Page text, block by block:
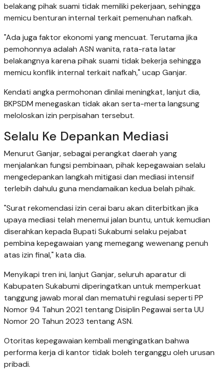
belakang pihak suami tidak memiliki pekerjaan, sehingga
memicu benturan internal terkait pemenuhan nafkah.
"Ada juga faktor ekonomi yang mencuat. Terutama jika
pemohonnya adalah ASN wanita, rata-rata latar
belakangnya karena pihak suami tidak bekerja sehingga
memicu konflik internal terkait nafkah," ucap Ganjar.
Kendati angka permohonan dinilai meningkat, lanjut dia,
BKPSDM menegaskan tidak akan serta-merta langsung
meloloskan izin perpisahan tersebut.
Selalu Ke Depankan Mediasi
Menurut Ganjar, sebagai perangkat daerah yang
menjalankan fungsi pembinaan, pihak kepegawaian selalu
mengedepankan langkah mitigasi dan mediasi intensif
terlebih dahulu guna mendamaikan kedua belah pihak.
"Surat rekomendasi izin cerai baru akan diterbitkan jika
upaya mediasi telah menemui jalan buntu, untuk kemudian
diserahkan kepada Bupati Sukabumi selaku pejabat
pembina kepegawaian yang memegang wewenang penuh
atas izin final," kata dia.
Menyikapi tren ini, lanjut Ganjar, seluruh aparatur di
Kabupaten Sukabumi diperingatkan untuk memperkuat
tanggung jawab moral dan mematuhi regulasi seperti PP
Nomor 94 Tahun 2021 tentang Disiplin Pegawai serta UU
Nomor 20 Tahun 2023 tentang ASN.
Otoritas kepegawaian kembali mengingatkan bahwa
performa kerja di kantor tidak boleh terganggu oleh urusan
pribadi.